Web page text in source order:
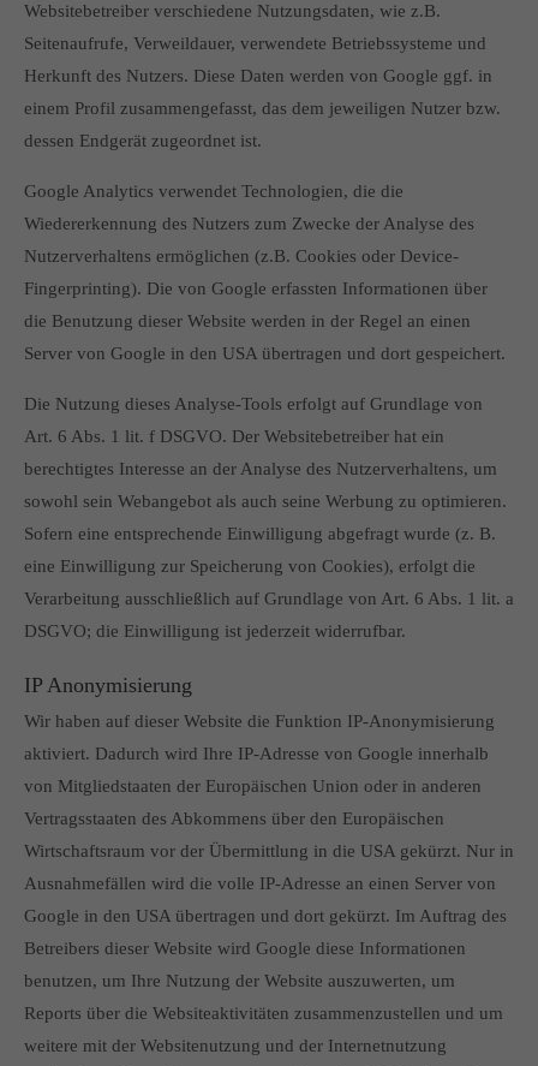
Websitebetreiber verschiedene Nutzungsdaten, wie z.B.
Seitenaufrufe, Verweildauer, verwendete Betriebssysteme und
Herkunft des Nutzers. Diese Daten werden von Google ggf. in
einem Profil zusammengefasst, das dem jeweiligen Nutzer bzw.
dessen Endgerät zugeordnet ist.
Google Analytics verwendet Technologien, die die
Wiedererkennung des Nutzers zum Zwecke der Analyse des
Nutzerverhaltens ermöglichen (z.B. Cookies oder Device-
Fingerprinting). Die von Google erfassten Informationen über
die Benutzung dieser Website werden in der Regel an einen
Server von Google in den USA übertragen und dort gespeichert.
Die Nutzung dieses Analyse-Tools erfolgt auf Grundlage von
Art. 6 Abs. 1 lit. f DSGVO. Der Websitebetreiber hat ein
berechtigtes Interesse an der Analyse des Nutzerverhaltens, um
sowohl sein Webangebot als auch seine Werbung zu optimieren.
Sofern eine entsprechende Einwilligung abgefragt wurde (z. B.
eine Einwilligung zur Speicherung von Cookies), erfolgt die
Verarbeitung ausschließlich auf Grundlage von Art. 6 Abs. 1 lit. a
DSGVO; die Einwilligung ist jederzeit widerrufbar.
IP Anonymisierung
Wir haben auf dieser Website die Funktion IP-Anonymisierung
aktiviert. Dadurch wird Ihre IP-Adresse von Google innerhalb
von Mitgliedstaaten der Europäischen Union oder in anderen
Vertragsstaaten des Abkommens über den Europäischen
Wirtschaftsraum vor der Übermittlung in die USA gekürzt. Nur in
Ausnahmefällen wird die volle IP-Adresse an einen Server von
Google in den USA übertragen und dort gekürzt. Im Auftrag des
Betreibers dieser Website wird Google diese Informationen
benutzen, um Ihre Nutzung der Website auszuwerten, um
Reports über die Websiteaktivitäten zusammenzustellen und um
weitere mit der Websitenutzung und der Internetnutzung